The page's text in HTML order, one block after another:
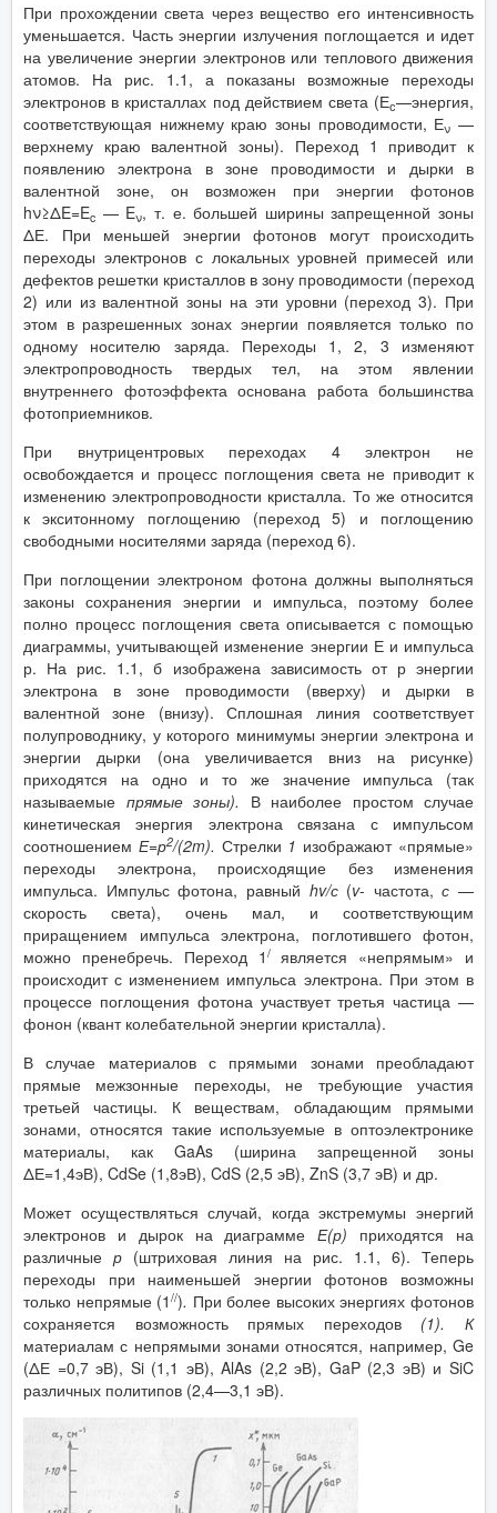
При прохождении света через вещество его интенсивность
уменьшается. Часть энергии излучения поглощается и идет
на увеличение энергии электронов или теплового движения
атомов. На рис. 1.1, а показаны возможные переходы
электронов в кристаллах под действием света (Ес—энергия,
соответствующая нижнему краю зоны проводимости, Еν —
верхнему краю валентной зоны). Переход 1 приводит к
появлению электрона в зоне проводимости и дырки в
валентной зоне, он возможен при энергии фотонов
hν≥ΔE=Ec — Eν, т. е. большей ширины запрещенной зоны
ΔЕ. При меньшей энергии фотонов могут происходить
переходы электронов с локальных уровней примесей или
дефектов решетки кристаллов в зону проводимости (переход
2) или из валентной зоны на эти уровни (переход 3). При
этом в разрешенных зонах энергии появляется только по
одному носителю заряда. Переходы 1, 2, 3 изменяют
электропроводность твердых тел, на этом явлении
внутреннего фотоэффекта основана работа большинства
фотоприемников.
При внутрицентровых переходах 4 электрон не
освобождается и процесс поглощения света не приводит к
изменению электропроводности кристалла. То же относится
к экситонному поглощению (переход 5) и поглощению
свободными носителями заряда (переход 6).
При поглощении электроном фотона должны выполняться
законы сохранения энергии и импульса, поэтому более
полно процесс поглощения света описывается с помощью
диаграммы, учитывающей изменение энергии Е и импульса
р. На рис. 1.1, б изображена зависимость от р энергии
электрона в зоне проводимости (вверху) и дырки в
валентной зоне (внизу). Сплошная линия соответствует
полупроводнику, у которого минимумы энергии электрона и
энергии дырки (она увеличивается вниз на рисунке)
приходятся на одно и то же значение импульса (так
называемые прямые зоны). В наиболее простом случае
кинетическая энергия электрона связана с импульсом
соотношением Е=р2/(2m). Стрелки 1 изображают «прямые»
переходы электрона, происходящие без изменения
импульса. Импульс фотона, равный hv/с (v- частота,с —
скорость света), очень мал, и соответствующим
приращением импульса электрона, поглотившего фотон,
можно пренебречь. Переход 1 /является «непрямым» и
происходит с изменением импульса электрона. При этом в
процессе поглощения фотона участвует третья частица —
фонон (квант колебательной энергии кристалла).
В случае материалов с прямыми зонами преобладают
прямые межзонные переходы, не требующие участия
третьей частицы. К веществам, обладающим прямыми
зонами, относятся такие используемые в оптоэлектронике
материалы, как GaAs (ширина запрещенной зоны
ΔЕ=1,4эВ), CdSe (1,8эВ), CdS (2,5 эВ), ZnS (3,7 эВ) и др.
Может осуществляться случай, когда экстремумы энергий
электронов и дырок на диаграммеЕ(р) приходятся на
различные р (штриховая линия на рис. 1.1, 6). Теперь
переходы при наименьшей энергии фотонов возможны
только непрямые (1//). При более высоких энергиях фотонов
сохраняется возможность прямых переходов (1). К
материалам с непрямыми зонами относятся, например, Ge
(ΔЕ =0,7 эВ), Si (1,1 эВ), AlAs (2,2 эВ), GaP (2,3 эВ) и SiC
различных политипов (2,4—3,1 эВ).